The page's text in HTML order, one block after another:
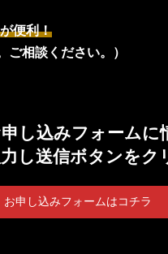
便利！
相談ください。）
し込みフォームに
し送信ボタンをク
お申し込みフォームはコチラ